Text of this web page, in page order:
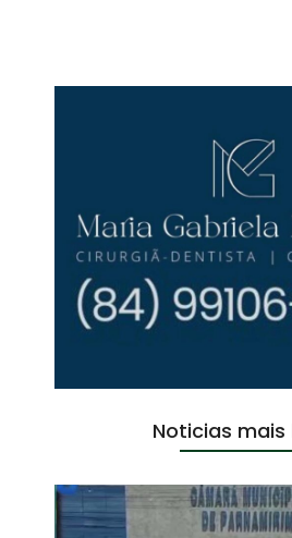
Noticias mais